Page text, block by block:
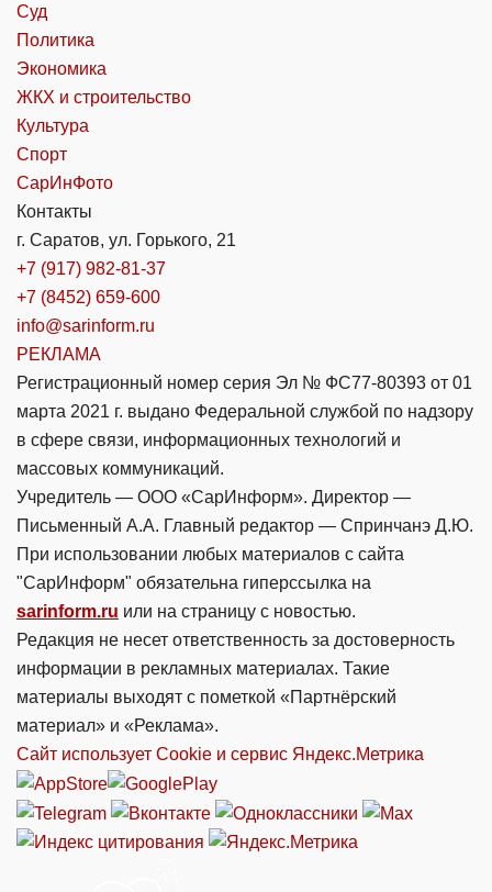
Суд
Политика
Экономика
ЖКХ и строительство
Культура
Спорт
СарИнФото
Контакты
г. Саратов, ул. Горького, 21
+7 (917) 982-81-37
+7 (8452) 659-600
info@sarinform.ru
РЕКЛАМА
Регистрационный номер серия Эл № ФС77-80393 от 01
марта 2021 г. выдано Федеральной службой по надзору
в сфере связи, информационных технологий и
массовых коммуникаций.
Учредитель — ООО «СарИнформ». Директор —
Письменный А.А. Главный редактор — Спринчанэ Д.Ю.
При использовании любых материалов с сайта
"СарИнформ" обязательна гиперссылка на
sarinform.ru или на страницу с новостью.
Редакция не несет ответственность за достоверность
информации в рекламных материалах. Такие
материалы выходят с пометкой «Партнёрский
материал» и «Реклама».
Сайт использует Cookie и сервиc Яндекс.Метрика